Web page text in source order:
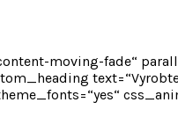
moving-fade“